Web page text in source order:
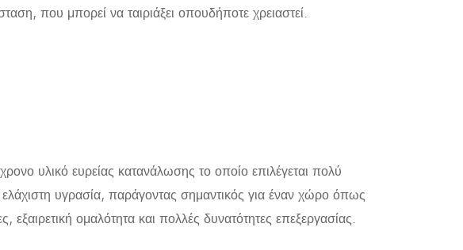
που μπορεί να ταιριάξει οπουδήποτε χρειαστεί.
υλικό ευρείας κατανάλωσης το οποίο επιλέγεται πολύ
υγρασία, παράγοντας σημαντικός για έναν χώρο όπως
εξαιρετική ομαλότητα και πολλές δυνατότητες επεξεργασίας.